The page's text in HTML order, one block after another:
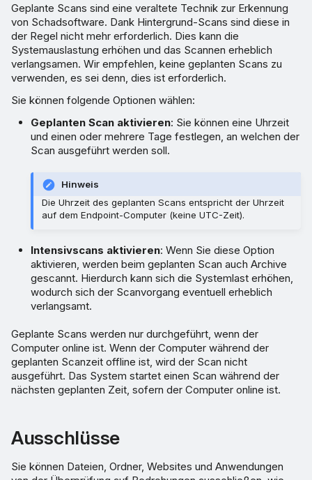
Geplante Scans sind eine veraltete Technik zur Erkennung
von Schadsoftware. Dank Hintergrund-Scans sind diese in
der Regel nicht mehr erforderlich. Dies kann die
Systemauslastung erhöhen und das Scannen erheblich
verlangsamen. Wir empfehlen, keine geplanten Scans zu
verwenden, es sei denn, dies ist erforderlich.
Sie können folgende Optionen wählen:
Geplanten Scan aktivieren: Sie können eine Uhrzeit
und einen oder mehrere Tage festlegen, an welchen der
Scan ausgeführt werden soll.
Hinweis
Die Uhrzeit des geplanten Scans entspricht der Uhrzeit
auf dem Endpoint-Computer (keine UTC-Zeit).
Intensivscans aktivieren: Wenn Sie diese Option
aktivieren, werden beim geplanten Scan auch Archive
gescannt. Hierdurch kann sich die Systemlast erhöhen,
wodurch sich der Scanvorgang eventuell erheblich
verlangsamt.
Geplante Scans werden nur durchgeführt, wenn der
Computer online ist. Wenn der Computer während der
geplanten Scanzeit offline ist, wird der Scan nicht
ausgeführt. Das System startet einen Scan während der
nächsten geplanten Zeit, sofern der Computer online ist.
Ausschlüsse
Sie können Dateien, Ordner, Websites und Anwendungen